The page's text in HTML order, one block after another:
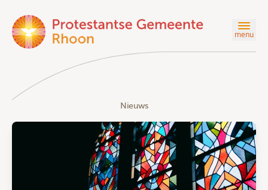
menu
Nieuws